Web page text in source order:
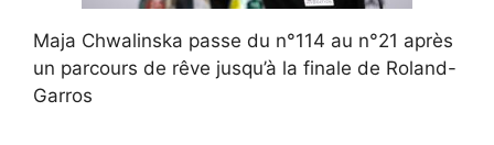
Maja Chwalinska passe du n°114 au n°21 après
un parcours de rêve jusqu’à la finale de Roland-
Garros